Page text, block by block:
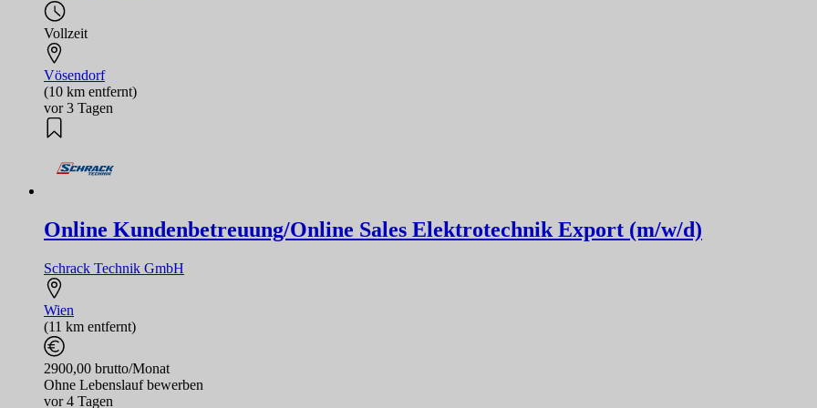
Vollzeit
Vösendorf
(10 km entfernt)
vor 3 Tagen
Online Kundenbetreuung/Online Sales Elektrotechnik Export (m/w/d)
Schrack Technik GmbH
Wien
(11 km entfernt)
2900,00 brutto/Monat
Ohne Lebenslauf bewerben
vor 4 Tagen